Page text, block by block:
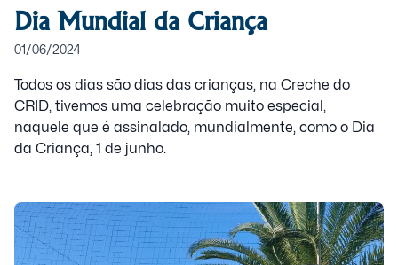
Dia Mundial da Criança
01/06/2024
Todos os dias são dias das crianças, na Creche do
CRID, tivemos uma celebração muito especial,
naquele que é assinalado, mundialmente, como o Dia
da Criança, 1 de junho.